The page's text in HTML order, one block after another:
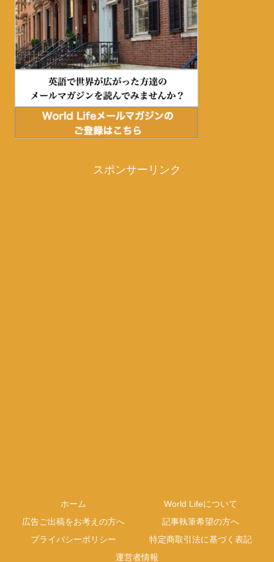
スポンサーリンク
ホーム
World Lifeについて
広告ご出稿をお考えの方へ
記事執筆希望の方へ
プライバシーポリシー
特定商取引法に基づく表記
運営者情報